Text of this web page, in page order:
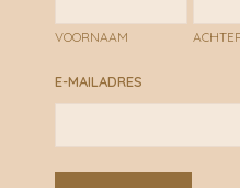
VOORNAAM
E-MAILADRES